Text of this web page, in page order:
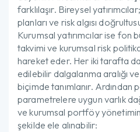
farklılaşır. Bireysel
planları ve risk algısı
Kurumsal yatırımcılar ise fon
takvimi ve kurumsal risk
hareket eder. Her iki tarafta da
edilebilir dalgalanma aralığı
biçimde tanımlanır.
parametrelere uygun varlık
ve kurumsal portföy
şekilde ele alınabilir: